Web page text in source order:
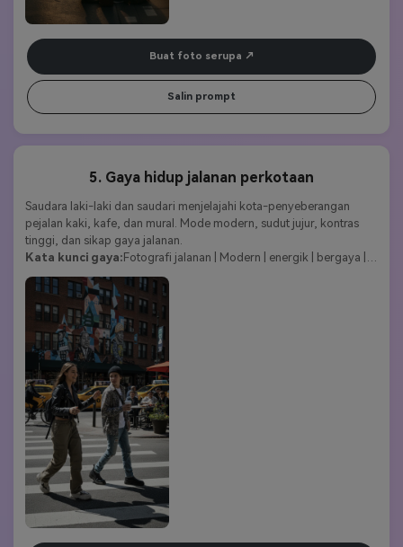
Buat foto serupa
Salin prompt
5. Gaya hidup jalanan perkotaan
Saudara laki-laki dan saudari menjelajahi kota-penyeberangan
pejalan kaki, kafe, dan mural. Mode modern, sudut jujur, kontras
tinggi, dan sikap gaya jalanan.
Kata kunci gaya:Fotografi jalanan | Modern | energik | bergaya |
muda